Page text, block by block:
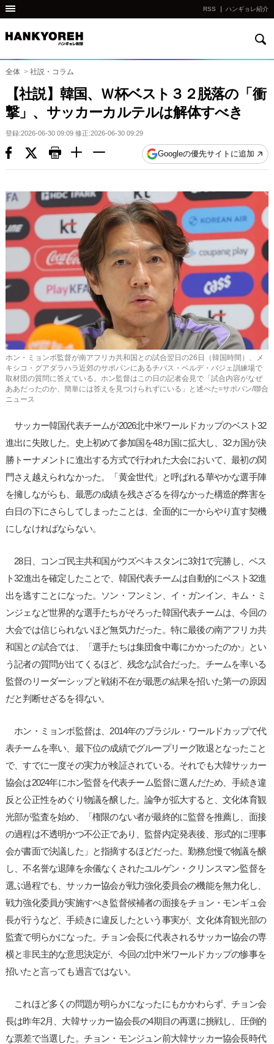
他
国
の
サ
イ
ト
の
リ
ク
다
른
나
사
트
크
RSS ハンギョレ紹介
全体 > 社説・コラム
【社説】韓国、Ｗ杯ベスト３２脱落の「衝
撃」、サッカーカルテルは解体すべき
登録:2026-06-30 09:09 修正:2026-06-30 09:29
Googleの優先サイトに追加
ホン・ミョンボ監督が南アフリカ共和国との試合翌日の26日（韓国時間）、メ
キシコ・グアダラハラ近郊のサポパンにあるチバス・ベルデ・バジェ訓練場で
取材団の質問に答えている。ホン監督はこの日の記者会見で「試合内容がなぜ
ああだったのか、簡単には答えを見つけられずにいる」と述べた=サポパン/聯合
ニュース
サッカー韓国代表チームが2026北中米ワールドカップのベスト32
進出に失敗した。史上初めて参加国を48カ国に拡大し、32カ国が決
勝トーナメントに進出する方式で行われた大会において、最初の関
門さえ越えられなかった。「黄金世代」と呼ばれる華やかな選手陣
を擁しながらも、最悪の成績を残さざるを得なかった構造的弊害を
白日の下にさらしてしまったことは、全面的に一からやり直す契機
にしなければならない。
28日、コンゴ民主共和国がウズベキスタンに3対1で完勝し、ベス
ト32進出を確定したことで、韓国代表チームは自動的にベスト32進
出を逃すことになった。ソン・フンミン、イ・ガンイン、キム・ミ
ンジェなど世界的な選手たちがそろった韓国代表チームは、今回の
大会では信じられないほど無気力だった。特に最後の南アフリカ共
和国との試合では、「選手たちは集団食中毒にかかったのか」とい
う記者の質問が出てくるほど、残念な試合だった。チームを率いる
監督のリーダーシップと戦術不在が最悪の結果を招いた第一の原因
だと判断せざるを得ない。
ホン・ミョンボ監督は、2014年のブラジル・ワールドカップで代
表チームを率い、最下位の成績でグループリーグ敗退となったこと
で、すでに一度その実力が検証されている。それでも大韓サッカー
協会は2024年にホン監督を代表チーム監督に選んだため、手続き違
反と公正性をめぐり物議を醸した。論争が拡大すると、文化体育観
光部が監査を始め、「権限のない者が最終的に監督を推薦し、面接
の過程は不透明かつ不公正であり、監督内定発表後、形式的に理事
会が書面で決議した」と指摘するほどだった。勤務怠慢で物議を醸
し、不名誉な退陣を余儀なくされたユルゲン・クリンスマン監督を
選ぶ過程でも、サッカー協会が戦力強化委員会の機能を無力化し、
戦力強化委員が実施すべき監督候補者の面接をチョン・モンギュ会
長が行うなど、手続きに違反したという事実が、文化体育観光部の
監査で明らかになった。チョン会長に代表されるサッカー協会の専
横と非民主的な意思決定が、今回の北中米ワールドカップの惨事を
招いたと言っても過言ではない。
これほど多くの問題が明らかになったにもかかわらず、チョン会
長は昨年2月、大韓サッカー協会長の4期目の再選に挑戦し、圧倒的
な票差で当選した。チョン・モンジュン前大韓サッカー協会長時代